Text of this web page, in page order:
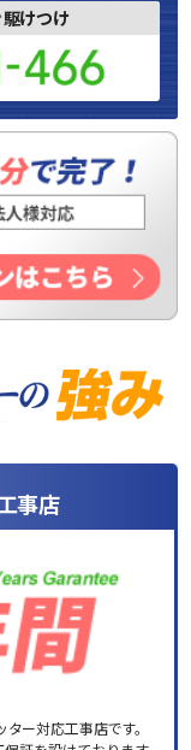
けつけ
事店
ー対応工事店です。